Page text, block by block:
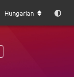
Hungarian